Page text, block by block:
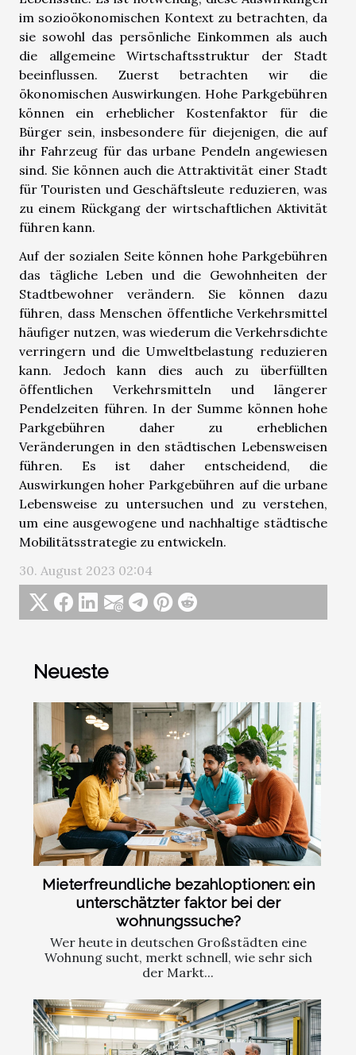
im sozioökonomischen Kontext zu betrachten, da
sie sowohl das persönliche Einkommen als auch
die allgemeine Wirtschaftsstruktur der Stadt
beeinflussen. Zuerst betrachten wir die
ökonomischen Auswirkungen. Hohe Parkgebühren
können ein erheblicher Kostenfaktor für die
Bürger sein, insbesondere für diejenigen, die auf
ihr Fahrzeug für das urbane Pendeln angewiesen
sind. Sie können auch die Attraktivität einer Stadt
für Touristen und Geschäftsleute reduzieren, was
zu einem Rückgang der wirtschaftlichen Aktivität
führen kann.
Auf der sozialen Seite können hohe Parkgebühren
das tägliche Leben und die Gewohnheiten der
Stadtbewohner verändern. Sie können dazu
führen, dass Menschen öffentliche Verkehrsmittel
häufiger nutzen, was wiederum die Verkehrsdichte
verringern und die Umweltbelastung reduzieren
kann. Jedoch kann dies auch zu überfüllten
öffentlichen Verkehrsmitteln und längerer
Pendelzeiten führen. In der Summe können hohe
Parkgebühren daher zu erheblichen
Veränderungen in den städtischen Lebensweisen
führen. Es ist daher entscheidend, die
Auswirkungen hoher Parkgebühren auf die urbane
Lebensweise zu untersuchen und zu verstehen,
um eine ausgewogene und nachhaltige städtische
Mobilitätsstrategie zu entwickeln.
30. August 2023 02:04
Neueste
Mieterfreundliche bezahloptionen: ein
unterschätzter faktor bei der
wohnungssuche?
Wer heute in deutschen Großstädten eine
Wohnung sucht, merkt schnell, wie sehr sich
der Markt...